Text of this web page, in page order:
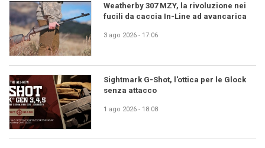
Weatherby 307 MZY, la rivoluzione nei
fucili da caccia In-Line ad avancarica
3 ago 2026 - 17:06
Sightmark G-Shot, l'ottica per le Glock
senza attacco
1 ago 2026 - 18:08